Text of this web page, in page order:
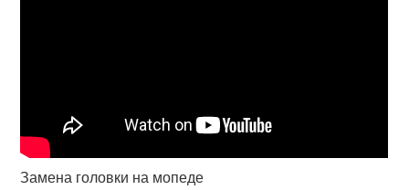
Замена головки на мопеде